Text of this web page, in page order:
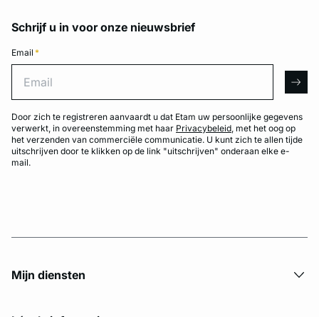
Schrijf u in voor onze nieuwsbrief
Email *
Door zich te registreren aanvaardt u dat Etam uw persoonlijke gegevens
verwerkt, in overeenstemming met haar Privacybeleid, met het oog op
het verzenden van commerciële communicatie. U kunt zich te allen tijde
uitschrijven door te klikken op de link "uitschrijven" onderaan elke e-
mail.
Mijn diensten